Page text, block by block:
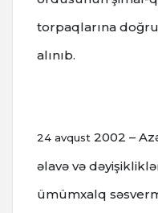
torpaqlarına doğru
alınıb.
24 avqust 2002 –
əlavə və
ümümxalq